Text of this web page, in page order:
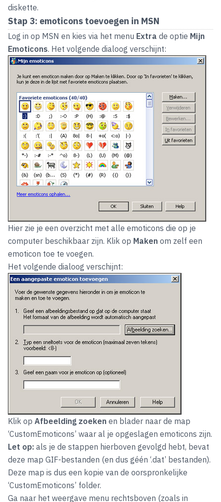
diskette.
Stap 3: emoticons toevoegen in MSN
Log in op MSN en kies via het menu Extra de optie Mijn
Emoticons. Het volgende dialoog verschijnt:
Hier zie je een overzicht met alle emoticons die op je
computer beschikbaar zijn. Klik op Maken om zelf een
emoticon toe te voegen.
Het volgende dialoog verschijnt:
Klik op Afbeelding zoeken en blader naar de map
‘CustomEmoticons’ waar al je opgeslagen emoticons zijn.
Let op: als je de stappen hierboven gevolgd hebt, bevat
deze map GIF-bestanden (en dus géén ‘.dat’ bestanden).
Deze map is dus een kopie van de oorspronkelijke
‘CustomEmoticons’ folder.
Ga naar het weergave menu rechtsboven (zoals in